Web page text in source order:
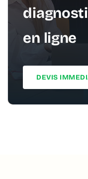
en ligne
DEVIS